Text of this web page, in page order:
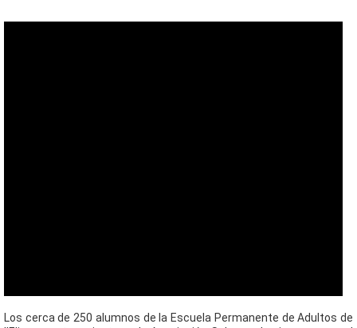
Los cerca de 250 alumnos de la Escuela Permanente de Adultos de